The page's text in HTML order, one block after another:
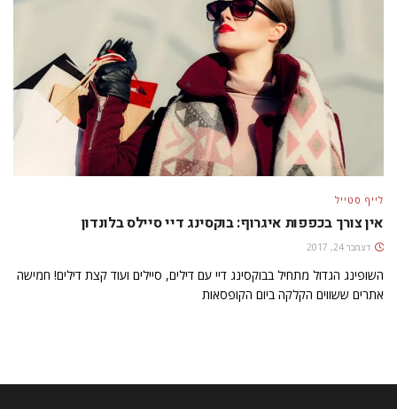
לייף סטייל
אין צורך בכפפות איגרוף: בוקסינג דיי סיילס בלונדון
דצמבר 24, 2017
השופינג הגדול מתחיל בבוקסינג דיי עם דילים, סיילים ועוד קצת דילים! חמישה
אתרים ששווים הקלקה ביום הקופסאות